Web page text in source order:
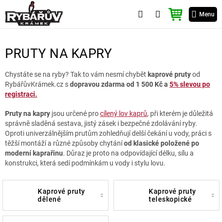
na
obsah
Menu
NÁKUPNÍ
KOŠÍK
PRUTY NA KAPRY
Chystáte se na ryby? Tak to vám nesmí chybět kaprové prutyod
RybářůvKrámek.cz sdopravou zdarma od 1 500 Kč a 5% slevou po
registraci.
Pruty na kapry jsou určené procílený lov kaprů, při kterém je důležitá
správně sladěná sestava, jistý zásek i bezpečné zdolávání ryby.
Oproti univerzálnějším prutům zohledňují delší čekání u vody, práci s
těžší montáží a různé způsoby chytáníod klasické položené po
moderní kaprařinu. Důraz je proto na odpovídající délku, sílu a
konstrukci, která sedí podmínkám u vody i stylu lovu.
kaprové pruty
dělené
kaprové pruty
teleskopické